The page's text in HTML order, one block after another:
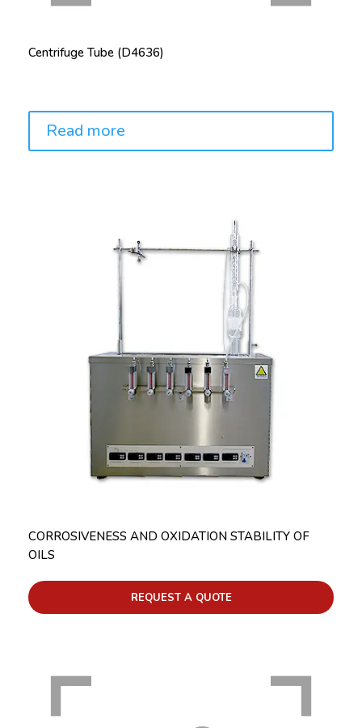
Centrifuge Tube (D4636)
Read more
CORROSIVENESS AND OXIDATION STABILITY OF
OILS
REQUEST A QUOTE